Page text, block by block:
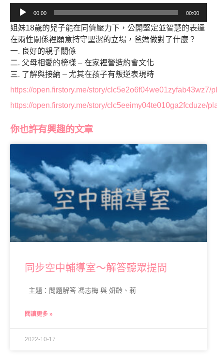
播
放
00:00 00:00
姐妹18歲的兒子能在同儕壓力下，公開堅定並智慧的表達
在兩性關係裡願意持守聖潔的立場，爸媽做對了什麼？
一. 良好的親子關係
二. 父母相愛的榜樣 – 在家裡營造約會文化
三. 了解與接納 – 尤其在孩子有叛逆表現時
https://open.firstory.me/story/clc5e2o6f04we01zyfab43wz7/
https://open.firstory.me/story/clc5eeimy04te010ga2fcduze/
你也許有興趣的文章
同步空中輔導室～解答聽眾提問
主題：問題解答 馮志梅 與 妍齡、莉
閱讀更多 »
2022-10-17